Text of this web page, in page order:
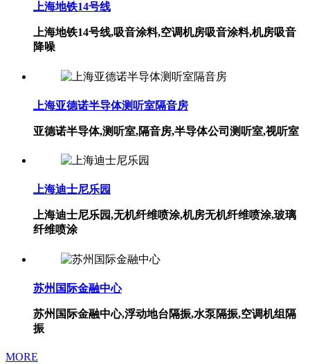
上海地铁14号线
上海地铁14号线,吸音涂料,空调机房吸音涂料,机房吸音
降噪
上海亚德诺半导体测听室隔音房
亚德诺半导体,测听室,隔音房,半导体公司测听室,视听室
上海迪士尼乐园
上海迪士尼乐园,无机纤维喷涂,机房无机纤维喷涂,玻璃
纤维喷涂
苏州国际金融中心
苏州国际金融中心,浮动地台隔振,水泵隔振,空调机组隔
振
MORE